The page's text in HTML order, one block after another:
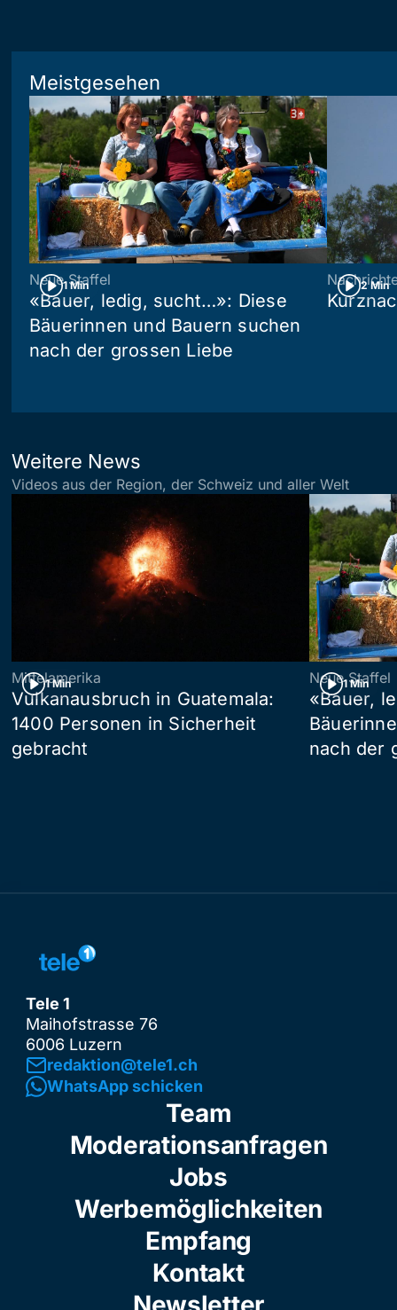
Meistgesehen
1 Min
Neue Staffel
«Bauer, ledig, sucht…»: Diese
Bäuerinnen und Bauern suchen
nach der grossen Liebe
2 Min
Weitere News
Videos aus der Region, der Schweiz und aller Welt
1 Min
Mittelamerika
Vulkanausbruch in Guatemala:
1400 Personen in Sicherheit
gebracht
1 Min
Neue Staffel
«Bauer,
nach der
Tele 1
Maihofstrasse 76
6006 Luzern
redaktion@tele1.ch
WhatsApp schicken
Team
Moderationsanfragen
Jobs
Werbemöglichkeiten
Empfang
Kontakt